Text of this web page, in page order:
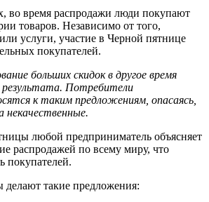
во время распродажи люди покупают
товаров. Независимо от того,
услуги, участие в Черной пятнице
покупателей.
больших скидок в другое время
Потребители
к таким предложениям, опасаясь,
некачественные.
любой предприниматель объясняет
распродажей по всему миру, что
покупателей.
делают такие предложения: